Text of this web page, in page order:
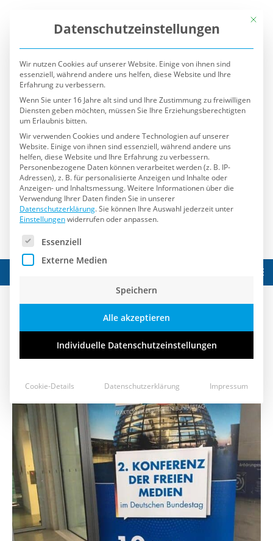
2. Kongress der Freien Medien im
Bundestag
12. Oktober 2020
Mit
Datenschutzeinstellungen
Wir nutzen Cookies auf unserer Website. Einige von ihnen sind
essenziell, während andere uns helfen, diese Website und Ihre
Erfahrung zu verbessern.
Wenn Sie unter 16 Jahre alt sind und Ihre Zustimmung zu freiwilligen
Diensten geben möchten, müssen Sie Ihre Erziehungsberechtigten
um Erlaubnis bitten.
Wir verwenden Cookies und andere Technologien auf unserer
Website. Einige von ihnen sind essenziell, während andere uns
helfen, diese Website und Ihre Erfahrung zu verbessern.
Personenbezogene Daten können verarbeitet werden (z. B. IP-
Adressen), z. B. für personalisierte Anzeigen und Inhalte oder
Anzeigen- und Inhaltsmessung.Weitere Informationen über die
Verwendung Ihrer Daten finden Sie in unserer
Datenschutzerklärung.Sie können Ihre Auswahl jederzeit unter
Einstellungenwiderrufen oder anpassen.
Es folgt eine Liste der Service-Gruppen, für die eine
Essenziell
Externe Medien
Speichern
Alle akzeptieren
Individuelle Datenschutzeinstellungen
Cookie-Details Datenschutzerklärung Impressum